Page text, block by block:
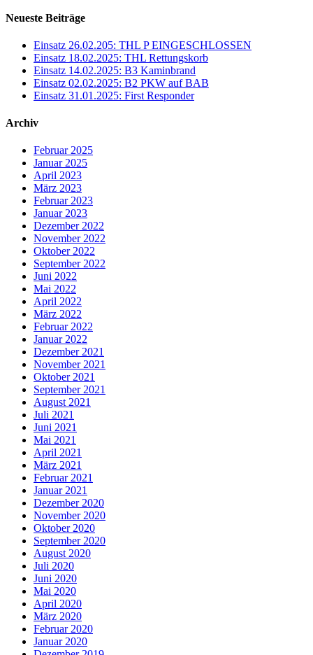
Neueste Beiträge
Einsatz 26.02.205: THL P EINGESCHLOSSEN
Einsatz 18.02.2025: THL Rettungskorb
Einsatz 14.02.2025: B3 Kaminbrand
Einsatz 02.02.2025: B2 PKW auf BAB
Einsatz 31.01.2025: First Responder
Archiv
Februar 2025
Januar 2025
April 2023
März 2023
Februar 2023
Januar 2023
Dezember 2022
November 2022
Oktober 2022
September 2022
Juni 2022
Mai 2022
April 2022
März 2022
Februar 2022
Januar 2022
Dezember 2021
November 2021
Oktober 2021
September 2021
August 2021
Juli 2021
Juni 2021
Mai 2021
April 2021
März 2021
Februar 2021
Januar 2021
Dezember 2020
November 2020
Oktober 2020
September 2020
August 2020
Juli 2020
Juni 2020
Mai 2020
April 2020
März 2020
Februar 2020
Januar 2020